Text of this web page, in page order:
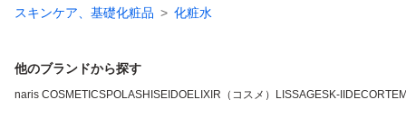
スキンケア、基礎化粧品
化粧水
他のブランドから探す
naris COSMETICSPOLASHISEIDOELIXIR（コスメ） LISSAGESK-II DECORTE